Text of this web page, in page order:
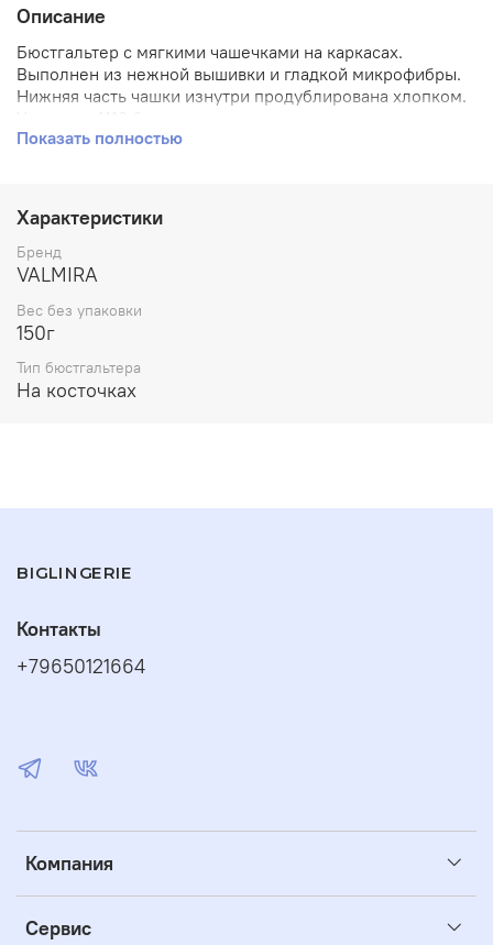
Описание
Бюстгальтер с мягкими чашечками на каркасах.
Выполнен из нежной вышивки и гладкой микрофибры.
Нижняя часть чашки изнутри продублирована хлопком.
бочок. Комфортная модель для пышной груди.
Показать полностью
Характеристики
Бренд
VALMIRA
Вес без упаковки
150г
Тип бюстгальтера
На косточках
BIGLINGERIE
Компания
Сервис
Контакты
+79650121664